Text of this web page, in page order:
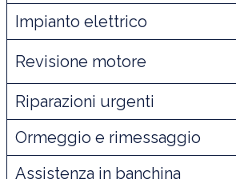
Impianto elettrico
Revisione motore
Riparazioni urgenti
Ormeggio e rimessaggio
Assistenza in banchina